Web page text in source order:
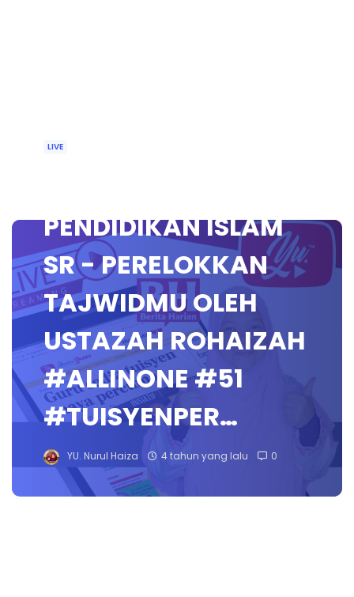
LIVE
PENDIDIKAN ISLAM
SR - PERELOKKAN
TAJWIDMU OLEH
USTAZAH ROHAIZAH
#ALLINONE #51
#TUISYENPER…
YU. Nurul Haiza 4 tahun yang lalu 0